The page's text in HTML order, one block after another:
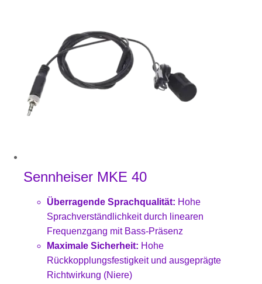
Sennheiser MKE 40
Überragende Sprachqualität: Hohe
Sprachverständlichkeit durch linearen
Frequenzgang mit Bass-Präsenz
Maximale Sicherheit: Hohe
Rückkopplungsfestigkeit und ausgeprägte
Richtwirkung (Niere)